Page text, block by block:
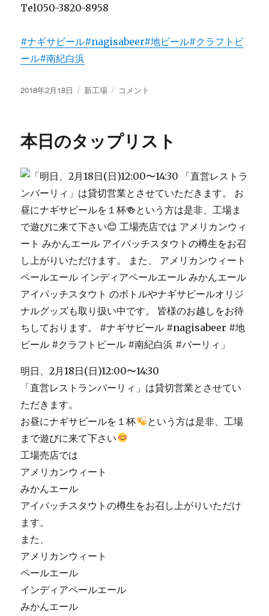
Tel050-3820-8958
#ナギサビール#nagisabeer#地ビール#クラフトビ
ール#南紀白浜
投
2018年2月18日
カ
ー
新工場
工
に
コメント
本日のタップリスト
明日、2月18日(日)12:00〜14:30
「直営レストランバーリィ」は貸切営業とさせてい
ただきます。
お昼にナギサビールを１杯
という方は是非、工場
まで遊びに来て下さい
工場売店では
アメリカンウィート
みかんエール
アイパッチスタウトの樽生をお召し上がりいただけ
ます。
また、
アメリカンウィート
ペールエール
インディアペールエール
みかんエール